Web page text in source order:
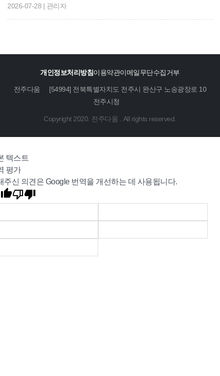
2026-07-28 | 관리자
개인정보처리방침이용약관이메일무단수집거부
전주다움
[54994] 전북특별자치도 전주시 완산구 노송광장로 10
전주시청
Copyright 2020. 전주다움 . All rights reserved.
텍스트
평가
주신 의견은 Google 번역을 개선하는 데 사용됩니다.